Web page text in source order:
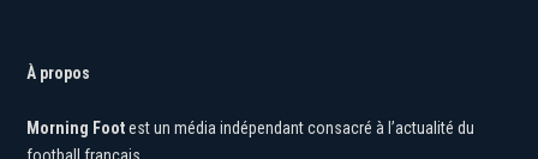
À propos
Morning Footest un média indépendant consacré à l’actualité du
football français.